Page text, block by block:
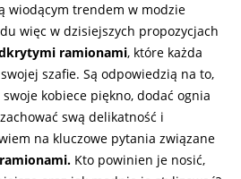
wiodącym trendem w modzie
więc w dzisiejszych propozycjach
ramionami, które każda
szafie. Są odpowiedzią na to,
kobiece piękno, dodać ognia
swą delikatność i
na kluczowe pytania związane
Kto powinien je nosić,